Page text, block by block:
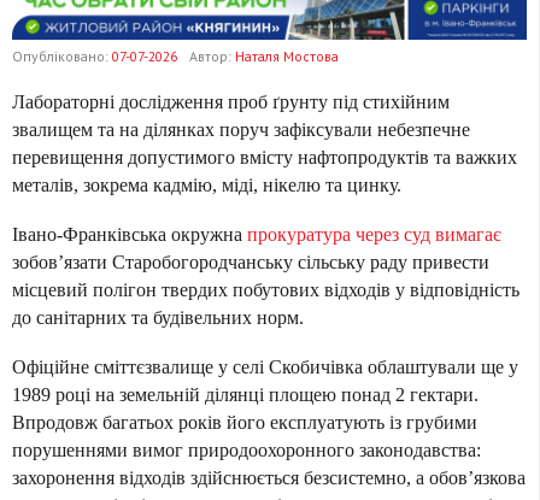
Опубліковано: 07-07-2026 Автор: Наталя Мостова
Лабораторні дослідження проб ґрунту під стихійним
звалищем та на ділянках поруч зафіксували небезпечне
перевищення допустимого вмісту нафтопродуктів та важких
металів, зокрема кадмію, міді, нікелю та цинку.
Івано-Франківська окружна прокуратура через суд вимагає
зобов’язати Старобогородчанську сільську раду привести
місцевий полігон твердих побутових відходів у відповідність
до санітарних та будівельних норм.
Офіційне сміттєзвалище у селі Скобичівка облаштували ще у
1989 році на земельній ділянці площею понад 2 гектари.
Впродовж багатьох років його експлуатують із грубими
порушеннями вимог природоохоронного законодавства:
захоронення відходів здійснюється безсистемно, а обов’язкова